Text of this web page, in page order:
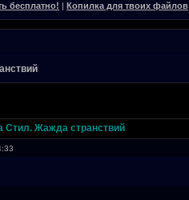
бесплатно! Копилка для твоих файлов
Стил. Жажда странствий